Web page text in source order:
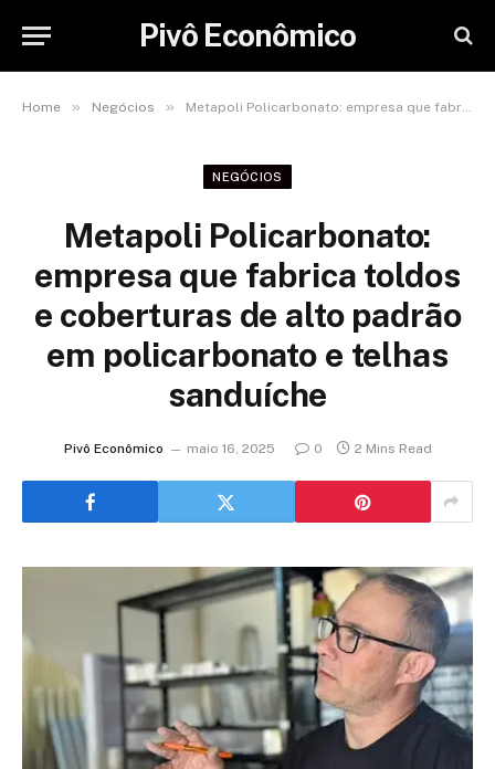
Pivô Econômico
Home » Negócios » Metapoli Policarbonato: empresa que fabrica toldos e coberturas de alto padrão em policarbonato e telhas sanduíche
NEGÓCIOS
Metapoli Policarbonato:
empresa que fabrica toldos
e coberturas de alto padrão
em policarbonato e telhas
sanduíche
Pivô Econômico maio 16, 2025 0 2 Mins Read